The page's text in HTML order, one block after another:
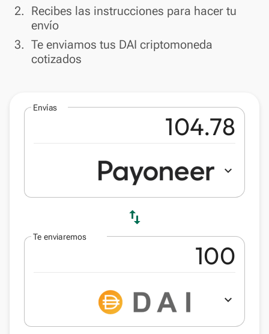
done
2. Recibes las instrucciones para hacer tu
envío
done
3. Te enviamos tus DAI criptomoneda
cotizados
Envías
expand_more
swap_vert
Te enviaremos
expand_more